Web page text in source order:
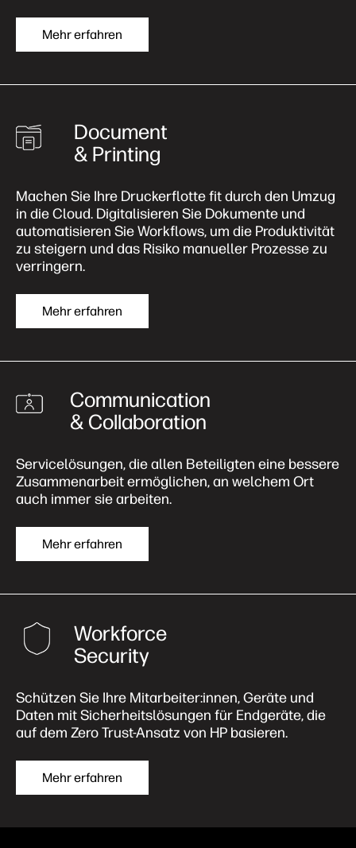
Mehr erfahren
Document
& Printing
Machen Sie Ihre Druckerflotte fit durch den Umzug
in die Cloud. Digitalisieren Sie Dokumente und
automatisieren Sie Workflows, um die Produktivität
zu steigern und das Risiko manueller Prozesse zu
verringern.
Mehr erfahren
Communication
& Collaboration
Servicelösungen, die allen Beteiligten eine bessere
Zusammenarbeit ermöglichen, an welchem Ort
auch immer sie arbeiten.
Mehr erfahren
Workforce
Security
Schützen Sie Ihre Mitarbeiter:innen, Geräte und
Daten mit Sicherheitslösungen für Endgeräte, die
auf dem Zero Trust-Ansatz von HP basieren.
Mehr erfahren